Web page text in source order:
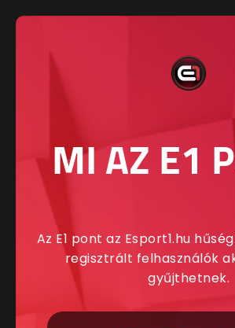
MI AZ E1
Az E1 pont az Esport1.hu
regisztrált felhasználók
gyűjthetnek.